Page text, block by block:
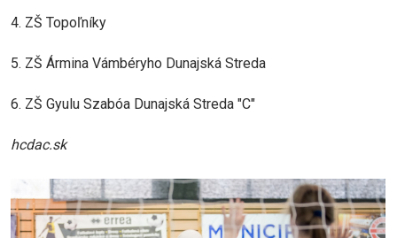
4. ZŠ Topoľníky
5. ZŠ Ármina Vámbéryho Dunajská Streda
6. ZŠ Gyulu Szabóa Dunajská Streda "C"
hcdac.sk